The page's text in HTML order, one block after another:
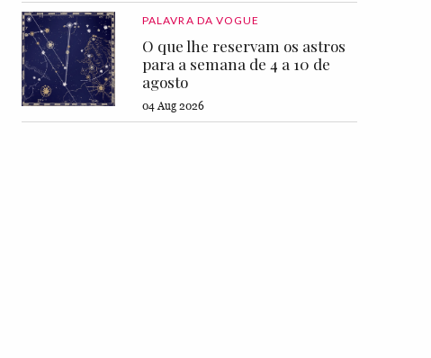
PALAVRA DA VOGUE
O que lhe reservam os astros
para a semana de 4 a 10 de
agosto
04 Aug 2026